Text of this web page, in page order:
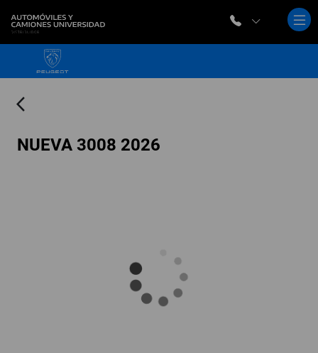
NUEVA 3008 2026
arrow_back_ios